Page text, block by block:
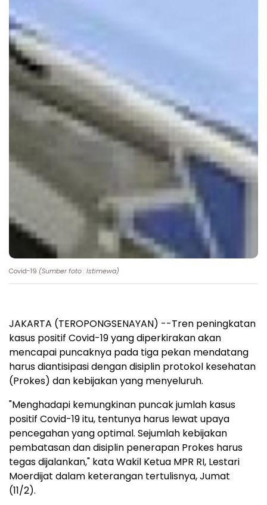
Covid-19 (Sumber foto : Istimewa)
JAKARTA (TEROPONGSENAYAN) --Tren peningkatan
kasus positif Covid-19 yang diperkirakan akan
mencapai puncaknya pada tiga pekan mendatang
harus diantisipasi dengan disiplin protokol kesehatan
(Prokes) dan kebijakan yang menyeluruh.
"Menghadapi kemungkinan puncak jumlah kasus
positif Covid-19 itu, tentunya harus lewat upaya
pencegahan yang optimal. Sejumlah kebijakan
pembatasan dan disiplin penerapan Prokes harus
tegas dijalankan," kata Wakil Ketua MPR RI, Lestari
Moerdijat dalam keterangan tertulisnya, Jumat
(11/2).